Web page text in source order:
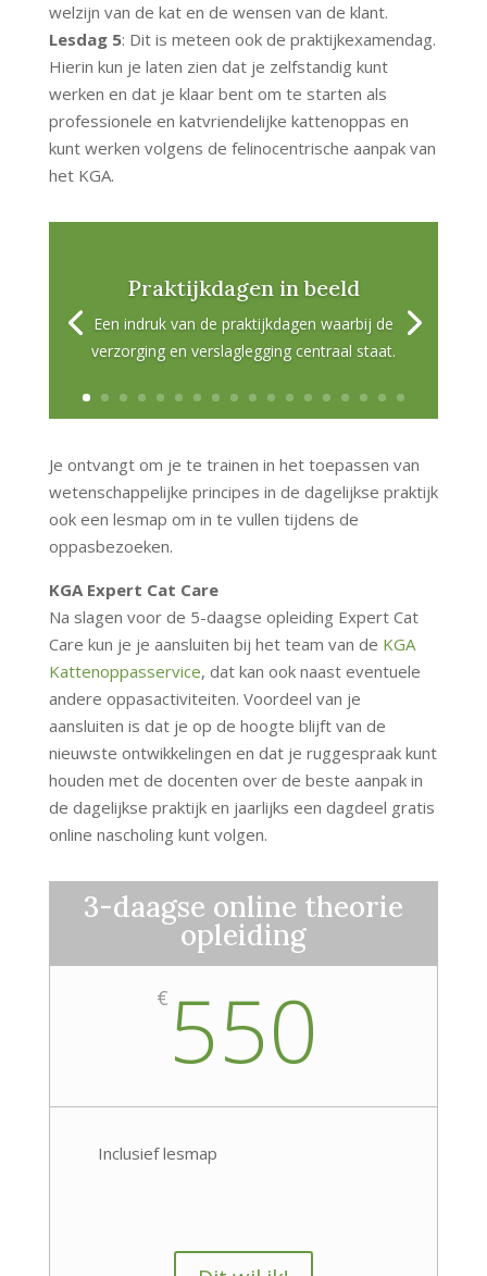
welzijn van de kat en de wensen van de klant.
Lesdag 5: Dit is meteen ook de praktijkexamendag.
Hierin kun je laten zien dat je zelfstandig kunt
werken en dat je klaar bent om te starten als
professionele en katvriendelijke kattenoppas en
kunt werken volgens de felinocentrische aanpak van
het KGA.
Praktijkdagen in beeld
Een indruk van de praktijkdagen waarbij de
verzorging en verslaglegging centraal staat.
Je ontvangt om je te trainen in het toepassen van
wetenschappelijke principes in de dagelijkse praktijk
ook een lesmap om in te vullen tijdens de
oppasbezoeken.
KGA Expert Cat Care
Na slagen voor de 5-daagse opleiding Expert Cat
Care kun je je aansluiten bij het team van de KGA
Kattenoppasservice, dat kan ook naast eventuele
andere oppasactiviteiten. Voordeel van je
aansluiten is dat je op de hoogte blijft van de
nieuwste ontwikkelingen en dat je ruggespraak kunt
houden met de docenten over de beste aanpak in
de dagelijkse praktijk en jaarlijks een dagdeel gratis
online nascholing kunt volgen.
3-daagse online theorie
opleiding
€ 550
Inclusief lesmap